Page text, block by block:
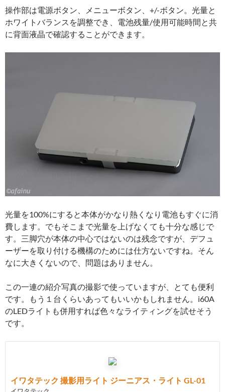
操作部は電源ボタン、メニューボタン、+/-ボタン。光量と
ホワイトバランスを調整でき、電池残量/使用可能時間と共
に背面液晶で確認することができます。
光量を100%にすると本体がかなり熱くなり電池もすぐに消
費します。でもそこまで光量を上げなくても十分な感じで
す。三脚穴が本体の中心ではないのは残念ですが、デフュ
ーザーを取り付ける機構のためには仕方ないですね。そん
なに大きくないので、問題はありません。
この一連の紹介写真の撮影で使っていますが、とても便利
です。もう１台くらいあってもいいかもしれません。i60A
のLEDライトも併用すれば色々なライティングを試せそう
です。
イワタテック 撮影用ライト ジーニアス・ライト GL-01